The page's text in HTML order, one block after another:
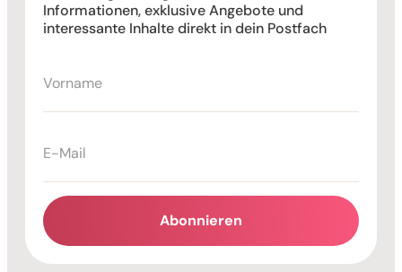
Informationen, exklusive Angebote und
interessante Inhalte direkt in dein Postfach
Abonnieren